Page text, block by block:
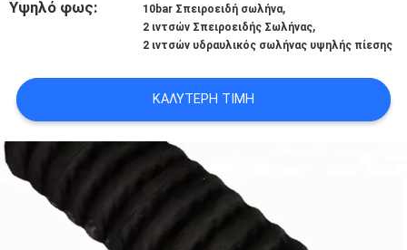
ΕΙΔΉΣΕΙΣ
ΖΗΤΉΣΤΕ
ΈΝΑ
ΑΠΌΣΠΑΣΜΑ
Υψηλό φως: 10bar Σπειροειδή σωλήνα,
2 ιντσών Σπειροειδής Σωλήνας,
2 ιντσών υδραυλικός σωλήνας υψηλής πίεσης
ΚΑΛΎΤΕΡΗ ΤΙΜΉ